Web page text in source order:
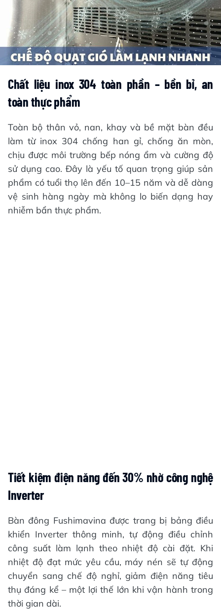
Chất liệu inox 304 toàn phần – bền bỉ, an
toàn thực phẩm
Toàn bộ thân vỏ, nan, khay và bề mặt bàn đều
làm từ inox 304 chống han gỉ, chống ăn mòn,
chịu được môi trường bếp nóng ẩm và cường độ
sử dụng cao. Đây là yếu tố quan trọng giúp sản
phẩm có tuổi thọ lên đến 10–15 năm và dễ dàng
vệ sinh hàng ngày mà không lo biến dạng hay
nhiễm bẩn thực phẩm.
Tiết kiệm điện năng đến 30% nhờ công nghệ
Inverter
Bàn đông Fushimavina được trang bị bảng điều
khiển Inverter thông minh, tự động điều chỉnh
công suất làm lạnh theo nhiệt độ cài đặt. Khi
nhiệt độ đạt mức yêu cầu, máy nén sẽ tự động
chuyển sang chế độ nghỉ, giảm điện năng tiêu
thụ đáng kể – một lợi thế lớn khi vận hành trong
thời gian dài.